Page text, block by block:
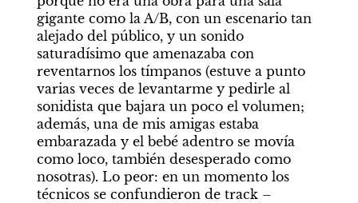
gigante como la A/B, con un escenario tan
alejado del público, y un sonido
saturadísimo que amenazaba con
reventarnos los tímpanos (estuve a punto
varias veces de levantarme y pedirle al
sonidista que bajara un poco el volumen;
además, una de mis amigas estaba
embarazada y el bebé adentro se movía
como loco, también desesperado como
nosotras). Lo peor: en un momento los
técnicos se confundieron de track –